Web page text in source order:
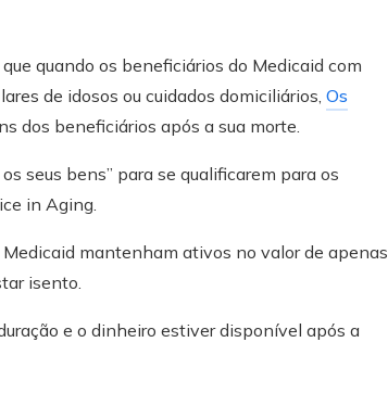
quando os beneficiários do Medicaid com
de idosos ou cuidados domiciliários, Os
dos beneficiários após a sua morte.
seus bens” para se qualificarem para os
in Aging.
mantenham ativos no valor de apenas
isento.
e o dinheiro estiver disponível após a